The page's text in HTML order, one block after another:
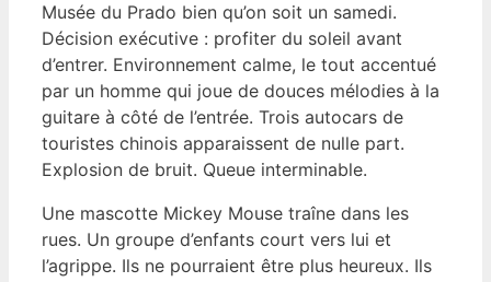
Musée du Prado bien qu’on soit un samedi.
Décision exécutive : profiter du soleil avant
d’entrer. Environnement calme, le tout accentué
par un homme qui joue de douces mélodies à la
guitare à côté de l’entrée. Trois autocars de
touristes chinois apparaissent de nulle part.
Explosion de bruit. Queue interminable.
Une mascotte Mickey Mouse traîne dans les
rues. Un groupe d’enfants court vers lui et
l’agrippe. Ils ne pourraient être plus heureux. Ils